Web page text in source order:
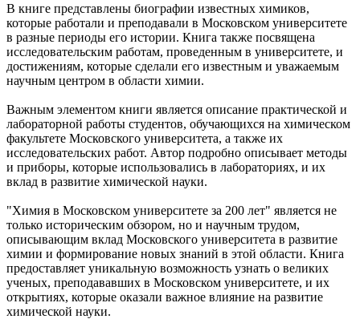
В книге представлены биографии известных химиков,
которые работали и преподавали в Московском университете
в разные периоды его истории. Книга также посвящена
исследовательским работам, проведенным в университете, и
достижениям, которые сделали его известным и уважаемым
научным центром в области химии.
Важным элементом книги является описание практической и
лабораторной работы студентов, обучающихся на химическом
факультете Московского университета, а также их
исследовательских работ. Автор подробно описывает методы
и приборы, которые использовались в лабораториях, и их
вклад в развитие химической науки.
"Химия в Московском университете за 200 лет" является не
только историческим обзором, но и научным трудом,
описывающим вклад Московского университета в развитие
химии и формирование новых знаний в этой области. Книга
предоставляет уникальную возможность узнать о великих
ученых, преподававших в Московском университете, и их
открытиях, которые оказали важное влияние на развитие
химической науки.